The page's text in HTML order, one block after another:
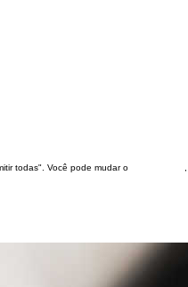
todas". Você pode mudar o